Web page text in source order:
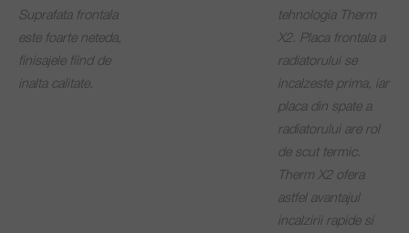
Suprafata frontala
este foarte neteda,
finisajele fiind de
inalta calitate.
tehnologia Therm
X2. Placa frontala a
radiatorului se
incalzeste prima, iar
placa din spate a
radiatorului are rol
de scut termic.
Therm X2 ofera
astfel avantajul
incalzirii rapide si